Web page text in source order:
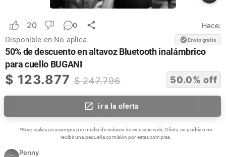
20 0 Hace:
Disponible en No aplica Envío gratis
50% de descuento en altavoz Bluetooth inalámbrico
para cuello BUGANI
$ 123.877 $247.796 50.0% off
ir a la oferta
*Si se realiza una compra por medio de enlaces de este sitio web, Ofertu.co podría o no
recibir una pequeña comisión por estas compras.
Penny